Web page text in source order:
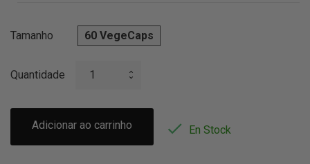
Tamanho 60 VegeCaps
Quantidade
Adicionar ao carrinho  En Stock